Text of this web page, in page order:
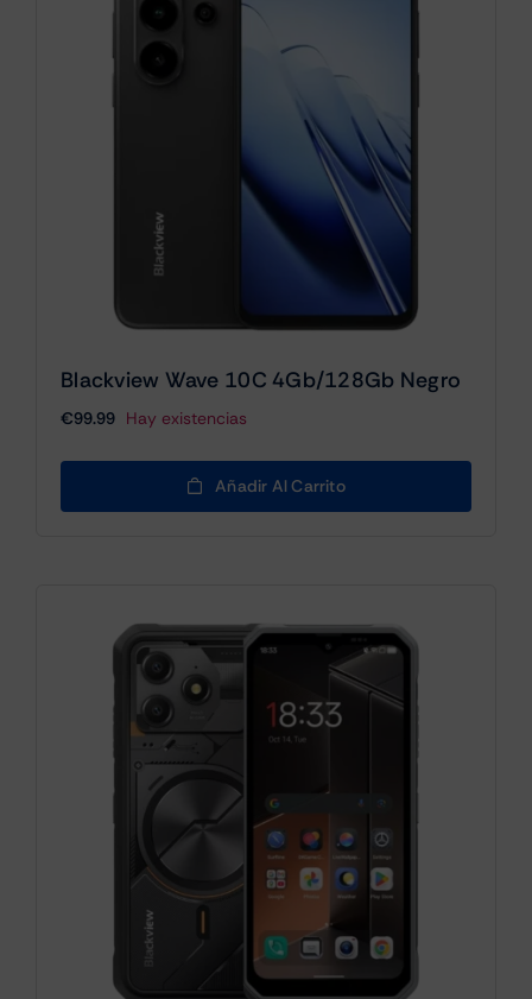
Blackview Wave 10C 4Gb/128Gb Negro
€99.99 Hay existencias
Añadir Al Carrito